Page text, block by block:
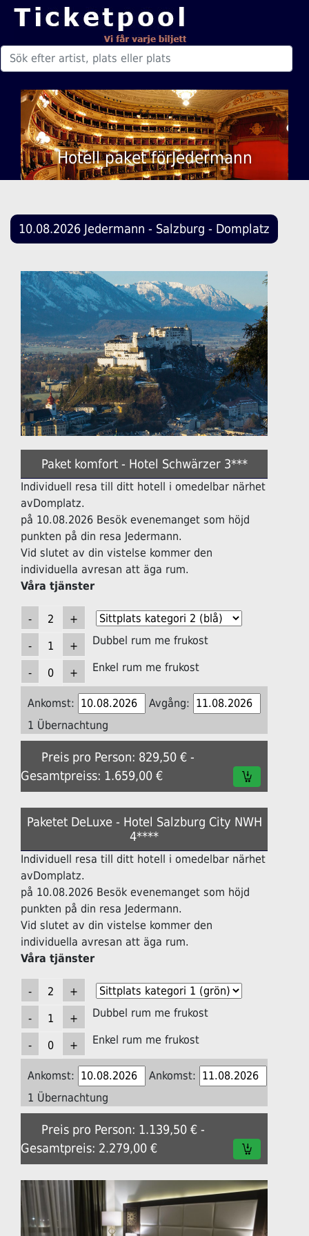
Hotell paket förJedermann
10.08.2026 Jedermann - Salzburg - Domplatz
Paket komfort - Hotel Schwärzer 3***
Individuell resa till ditt hotell i omedelbar närhet
avDomplatz.
på 10.08.2026 Besök evenemanget som höjd
punkten på din resa Jedermann.
Vid slutet av din vistelse kommer den
individuella avresan att äga rum.
Våra tjänster
Dubbel rum me frukost
Enkel rum me frukost
Ankomst:
Avgång:
1 Übernachtung
Preis pro Person: 829,50 € -
Gesamtpreiss: 1.659,00 €
Paketet DeLuxe - Hotel Salzburg City NWH
4****
Individuell resa till ditt hotell i omedelbar närhet
avDomplatz.
på 10.08.2026 Besök evenemanget som höjd
punkten på din resa Jedermann.
Vid slutet av din vistelse kommer den
individuella avresan att äga rum.
Våra tjänster
Dubbel rum me frukost
Enkel rum me frukost
Ankomst:
Ankomst:
1 Übernachtung
Preis pro Person: 1.139,50 € -
Gesamtpreis: 2.279,00 €